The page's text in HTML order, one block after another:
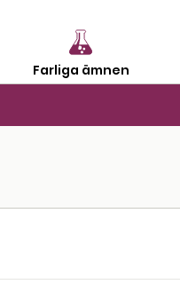
Farliga ämnen